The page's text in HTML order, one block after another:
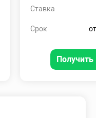
Ставка
Срок
Получить